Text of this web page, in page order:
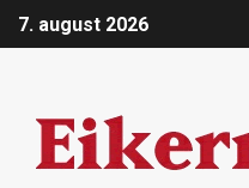
7. august 2026